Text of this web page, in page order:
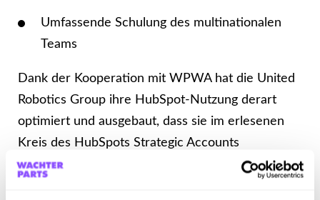
Umfassende Schulung des multinationalen
Teams
Dank der Kooperation mit WPWA hat die United
Robotics Group ihre HubSpot-Nutzung derart
optimiert und ausgebaut, dass sie im erlesenen
Kreis des HubSpots Strategic Accounts
Programms aufgenommen wurden.